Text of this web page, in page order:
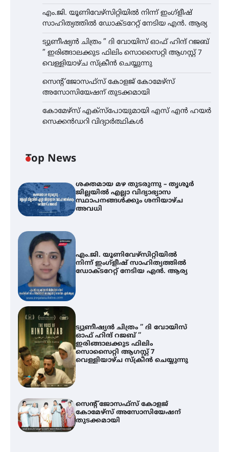
എം.ജി. യൂണിവേഴ്‌സിറ്റിയിൽ നിന്ന് ഇംഗ്ളീഷ്
സാഹിത്യത്തിൽ ഡോക്ടറേറ്റ് നേടിയ എൻ. ആര്യ
ട്യുണീഷ്യൻ ചിത്രം ” ദി വോയിസ് ഓഫ് ഹിന്ദ് റജബ്
” ഇരിങ്ങാലക്കുട ഫിലിം സൊസൈറ്റി ആഗസ്റ്റ് 7
വെള്ളിയാഴ്ച സ്‌ക്രീൻ ചെയ്യുന്നു
സെന്റ് ജോസഫ്സ് കോളജ് കോമേഴ്‌സ്
അസോസിയേഷന് തുടക്കമായി
കോമേഴ്സ് എക്സ്പോയുമായി എസ് എൻ ഹയർ
സെക്കൻഡറി വിദ്യാർത്ഥികൾ
Top News
ശക്തമായ മഴ തുടരുന്നു – തൃശൂർ
ജില്ലയിൽ എല്ലാ വിദ്യാഭ്യാസ
സ്ഥാപനങ്ങൾക്കും ശനിയാഴ്ച
അവധി
എം.ജി. യൂണിവേഴ്‌സിറ്റിയിൽ
നിന്ന് ഇംഗ്ളീഷ് സാഹിത്യത്തിൽ
ഡോക്ടറേറ്റ് നേടിയ എൻ. ആര്യ
ട്യുണീഷ്യൻ ചിത്രം ” ദി വോയിസ്
ഓഫ് ഹിന്ദ് റജബ് ”
ഇരിങ്ങാലക്കുട ഫിലിം
സൊസൈറ്റി ആഗസ്റ്റ് 7
വെള്ളിയാഴ്ച സ്‌ക്രീൻ ചെയ്യുന്നു
സെന്റ് ജോസഫ്സ് കോളജ്
കോമേഴ്‌സ് അസോസിയേഷന്
തുടക്കമായി